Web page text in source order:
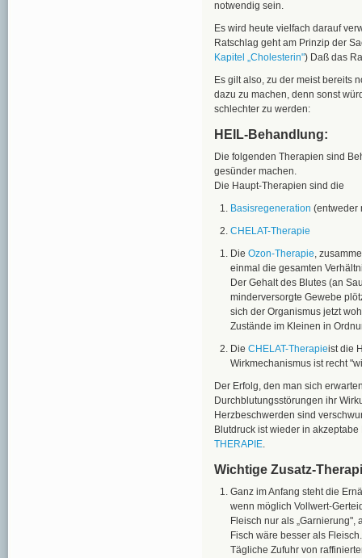
notwendig sein.
Es wird heute vielfach darauf
Ratschlag geht am Prinzip der
Kapitel „Cholesterin") Daß das
Es gilt also, zu der meist bereits
dazu zu machen, denn sonst
schlechter zu werden:
HEIL-Behandlung:
Die folgenden Therapien sind
gesünder machen.
Die Haupt-Therapien sind die
Basisregeneration (entweder
CHELAT-Therapie
Die Ozon-Therapie,
einmal die gesamten
Der Gehalt des Blutes (an
minderversorgte Gewebe
sich der Organismus jetzt
Zustände im Kleinen in
Die CHELAT-Therapieist die
Wirkmechanismus ist recht
Der Erfolg, den man sich
Durchblutungsstörungen ihr
Herzbeschwerden sind
Blutdruck ist wieder in
THERAPIE.
Wichtige Zusatz-
Ganz im Anfang steht die
wenn möglich Vollwert-
Fleisch nur als
Fisch wäre besser als Fleisch.
Tägliche Zufuhr von